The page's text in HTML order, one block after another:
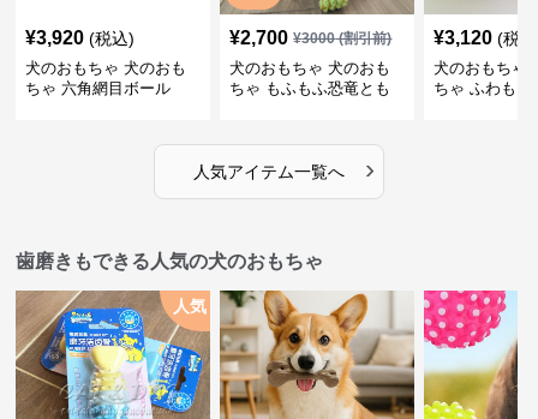
¥3,920 (税込)
犬のおもちゃ 犬のおも
ちゃ 六角網目ボール
¥2,700 ¥3000(割引前)
犬のおもちゃ 犬のおも
ちゃ もふもふ恐竜とも
¥3,120 (税
犬のおもちゃ
ちゃ ふわもこ
人気アイテム一覧へ ›
歯磨きもできる人気の犬のおもちゃ
人気